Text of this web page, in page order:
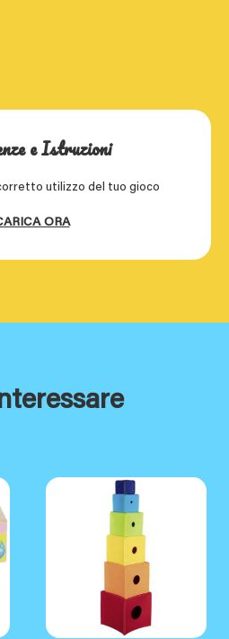
e Istruzioni
utilizzo del tuo gioco
ORA